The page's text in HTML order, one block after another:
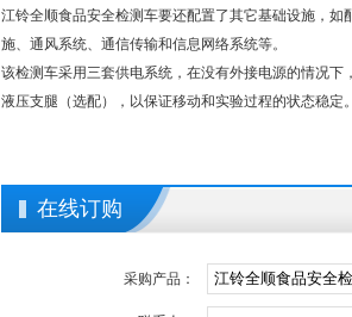
江铃全顺食品安全检测车要还配置了其它基础设施，
施、通风系统、通信传输和信息网络系统等。
该检测车采用三套供电系统，在没有外接电源的情况
液压支腿（选配），以保证移动和实验过程的状态稳定。
在线订购
采购产品：